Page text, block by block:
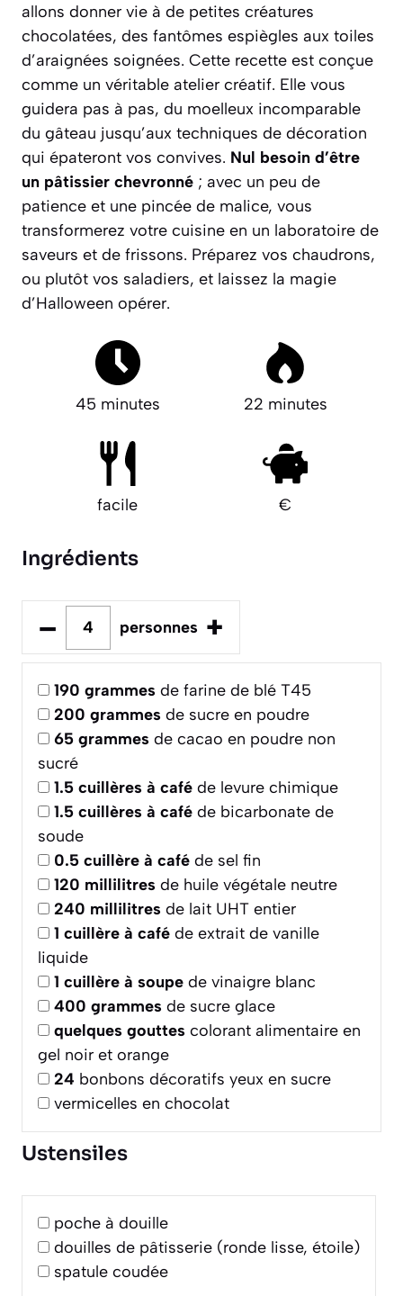
allons donner vie à de petites créatures
chocolatées, des fantômes espiègles aux toiles
d’araignées soignées. Cette recette est conçue
comme un véritable atelier créatif. Elle vous
guidera pas à pas, du moelleux incomparable
du gâteau jusqu’aux techniques de décoration
qui épateront vos convives. Nul besoin d’être
un pâtissier chevronné ; avec un peu de
patience et une pincée de malice, vous
transformerez votre cuisine en un laboratoire de
saveurs et de frissons. Préparez vos chaudrons,
ou plutôt vos saladiers, et laissez la magie
d’Halloween opérer.
45 minutes 22 minutes
facile €
Ingrédients
– personnes +
190 grammes de farine de blé T45
200 grammes de sucre en poudre
65 grammes de cacao en poudre non
sucré
1.5 cuillères à café de levure chimique
1.5 cuillères à café de bicarbonate de
soude
0.5 cuillère à café de sel fin
120 millilitres de huile végétale neutre
240 millilitres de lait UHT entier
1 cuillère à café de extrait de vanille
liquide
1 cuillère à soupe de vinaigre blanc
400 grammes de sucre glace
quelques gouttes colorant alimentaire en
gel noir et orange
24 bonbons décoratifs yeux en sucre
vermicelles en chocolat
Ustensiles
poche à douille
douilles de pâtisserie (ronde lisse, étoile)
spatule coudée